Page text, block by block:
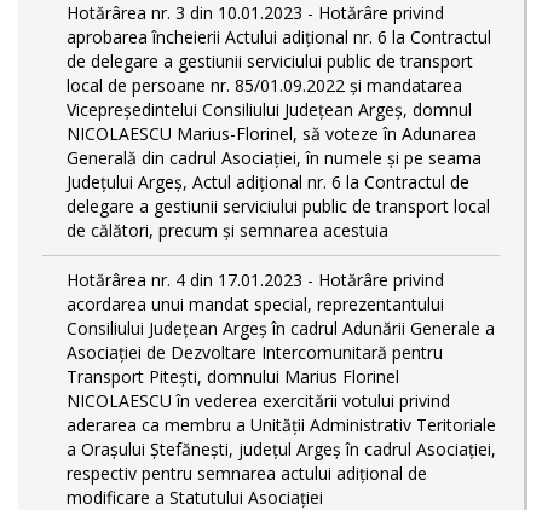
Hotărârea nr. 3 din 10.01.2023 - Hotărâre privind
aprobarea încheierii Actului adițional nr. 6 la Contractul
de delegare a gestiunii serviciului public de transport
local de persoane nr. 85/01.09.2022 și mandatarea
Vicepreședintelui Consiliului Județean Argeș, domnul
NICOLAESCU Marius-Florinel, să voteze în Adunarea
Generală din cadrul Asociației, în numele și pe seama
Județului Argeș, Actul adițional nr. 6 la Contractul de
delegare a gestiunii serviciului public de transport local
de călători, precum și semnarea acestuia
Hotărârea nr. 4 din 17.01.2023 - Hotărâre privind
acordarea unui mandat special, reprezentantului
Consiliului Județean Argeș în cadrul Adunării Generale a
Asociației de Dezvoltare Intercomunitară pentru
Transport Pitești, domnului Marius Florinel
NICOLAESCU în vederea exercitării votului privind
aderarea ca membru a Unității Administrativ Teritoriale
a Orașului Ștefănești, județul Argeș în cadrul Asociației,
respectiv pentru semnarea actului adițional de
modificare a Statutului Asociației